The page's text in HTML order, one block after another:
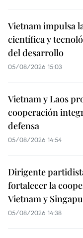
Vietnam impulsa
científica y
del desarrollo
05/08/2026 15:03
Vietnam y Laos
cooperación
defensa
05/08/2026 14:54
Dirigente
fortalecer la
Vietnam y
05/08/2026 14:38